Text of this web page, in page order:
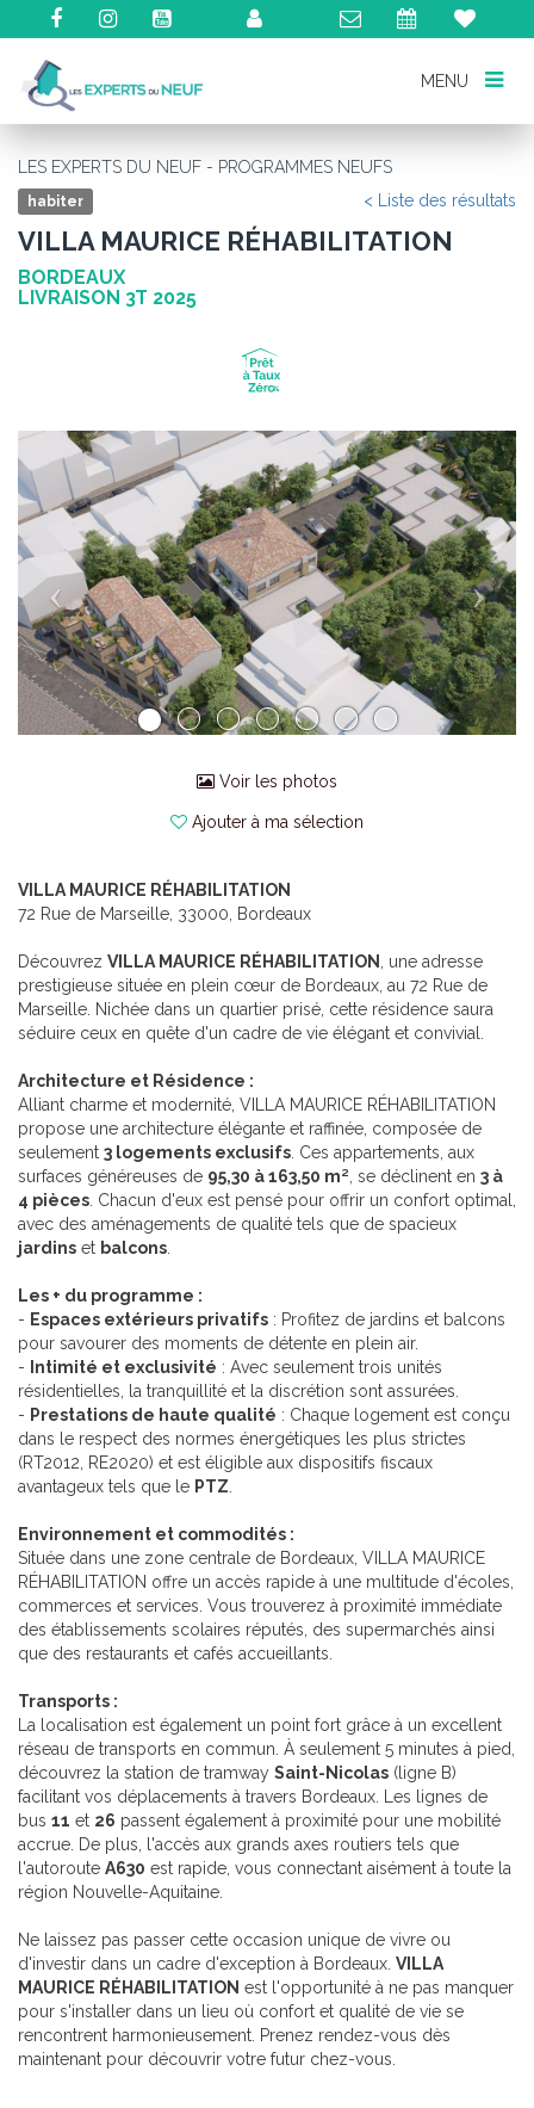
MENU
MENU
LES EXPERTS DU NEUF - PROGRAMMES NEUFS
habiter < Liste des résultats
VILLA MAURICE RÉHABILITATION
BORDEAUX
LIVRAISON 3T 2025
Précédent
Voir les photos
Ajouter à ma sélection
VILLA MAURICE RÉHABILITATION
72 Rue de Marseille, 33000, Bordeaux
Découvrez VILLA MAURICE RÉHABILITATION , une adresse
prestigieuse située en plein cœur de Bordeaux, au 72 Rue de
Marseille. Nichée dans un quartier prisé, cette résidence saura
séduire ceux en quête d'un cadre de vie élégant et convivial.
Architecture et Résidence :
Alliant charme et modernité, VILLA MAURICE RÉHABILITATION
propose une architecture élégante et raffinée, composée de
seulement 3 logements exclusifs. Ces appartements, aux
surfaces généreuses de 95,30 à 163,50 m², se déclinent en 3 à
4 pièces. Chacun d'eux est pensé pour offrir un confort optimal,
avec des aménagements de qualité tels que de spacieux
jardins et balcons.
Les + du programme :
- Espaces extérieurs privatifs : Profitez de jardins et balcons
pour savourer des moments de détente en plein air.
-
Intimité et exclusivité : Avec seulement trois unités
résidentielles, la tranquillité et la discrétion sont assurées.
- Prestations de haute qualité : Chaque logement est conçu
dans le respect des normes énergétiques les plus strictes
(RT2012, RE2020) et est éligible aux dispositifs fiscaux
avantageux tels que le PTZ.
Environnement et commodités :
Située dans une zone centrale de Bordeaux, VILLA MAURICE
RÉHABILITATION offre un accès rapide à une multitude d'écoles,
commerces et services. Vous trouverez à proximité immédiate
des établissements scolaires réputés, des supermarchés ainsi
que des restaurants et cafés accueillants.
Transports :
La localisation est également un point fort grâce à un excellent
réseau de transports en commun. À seulement 5 minutes à pied,
découvrez la station de tramway Saint-Nicolas (ligne B)
facilitant vos déplacements à travers Bordeaux. Les lignes de
bus 11 et 26 passent également à proximité pour une mobilité
accrue. De plus, l'accès aux grands axes routiers tels que
l'autoroute A630 est rapide, vous connectant aisément à toute la
région Nouvelle-Aquitaine.
Ne laissez pas passer cette occasion unique de vivre ou
d'investir dans un cadre d'exception à Bordeaux. VILLA
MAURICE RÉHABILITATION est l'opportunité à ne pas manquer
pour s'installer dans un lieu où confort et qualité de vie se
rencontrent harmonieusement. Prenez rendez-vous dès
maintenant pour découvrir votre futur chez-vous.